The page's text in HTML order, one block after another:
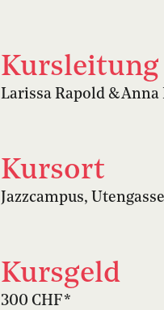
Kursleitung
Larissa Rapold &
Kursort
Jazzcampus,
Kursgeld
300 CHF *